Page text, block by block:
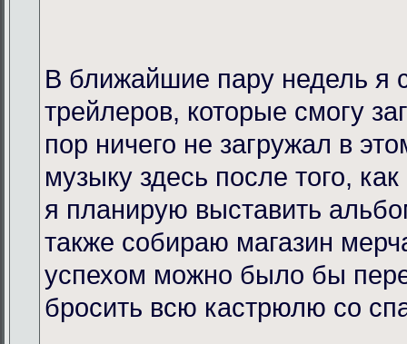
В ближайшие пару недель я
трейлеров, которые смогу
пор ничего не загружал в
музыку здесь после того,
я планирую выставить
также собираю магазин
успехом можно было бы
бросить всю кастрюлю со